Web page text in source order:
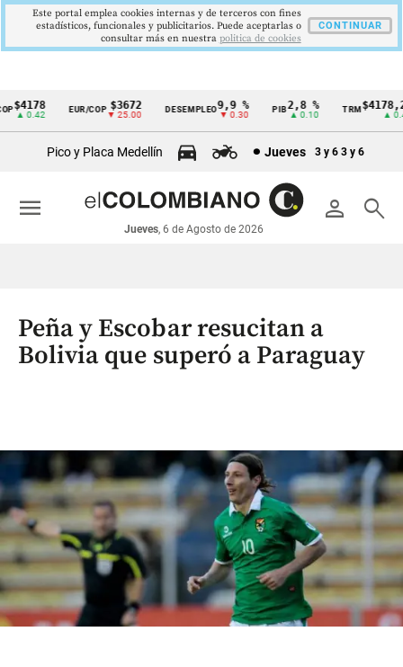
Cintillo
económicos
Colombia
▲ 0.42
EUR/COP $3672
▼ 25.00
DESEMPLEO9,9 %
▼ 0.30
2,8 %
▲ 0.10
TRM$4178,23
▲ 0.42
Pico y Placa Medellín Jueves 3 y 6 3 y 6
person search
Jueves, 6 de Agosto de 2026
menu
Peña y Escobar resucitan a
Bolivia que superó a Paraguay
Este portal emplea cookies internas y de terceros con fines
estadísticos, funcionales y publicitarios. Puede aceptarlas o
consultar más en nuestra politica de cookies
CONTINUAR